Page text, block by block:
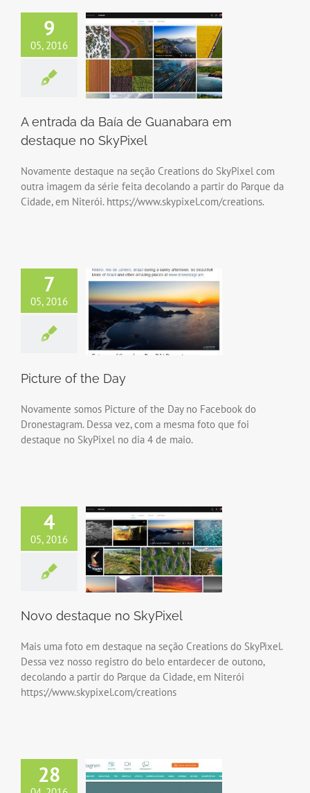
9
05, 2016
A entrada da Baía de Guanabara em
destaque no SkyPixel
Novamente destaque na seção Creations do SkyPixel com
outra imagem da série feita decolando a partir do Parque da
Cidade, em Niterói. https://www.skypixel.com/creations.
7
05, 2016
Picture of the Day
Novamente somos Picture of the Day no Facebook do
Dronestagram. Dessa vez, com a mesma foto que foi
destaque no SkyPixel no dia 4 de maio.
4
05, 2016
Novo destaque no SkyPixel
Mais uma foto em destaque na seção Creations do SkyPìxel.
Dessa vez nosso registro do belo entardecer de outono,
decolando a partir do Parque da Cidade, em Niterói
https://www.skypixel.com/creations
28